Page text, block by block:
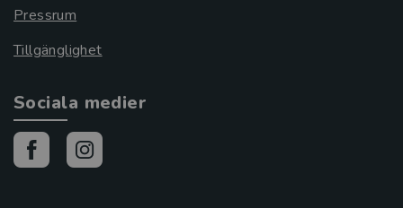
Pressrum
Tillgänglighet
Sociala medier